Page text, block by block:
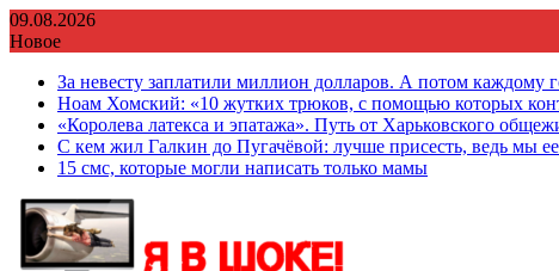
Перейти
к
09.08.2026
Новое
За невесту заплатили миллион долларов. А потом каждому
Ноам Хомский: «10 жутких трюков, с помощью которых
«Королева латекса и эпатажа». Путь от Харьковского
С кем жил Галкин до Пугачёвой: лучше присесть, ведь мы ее
15 смс, которые могли написать только мамы